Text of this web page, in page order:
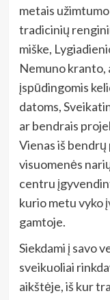
metais
tradicinių
miške,
Nemuno kranto,
įspūdingomis
datoms,
ar bendrais
Vienas iš
visuomenės
centru
kurio metu vyko
gamtoje.
Siekdami į savo
sveikuoliai
aikštėje, iš kur